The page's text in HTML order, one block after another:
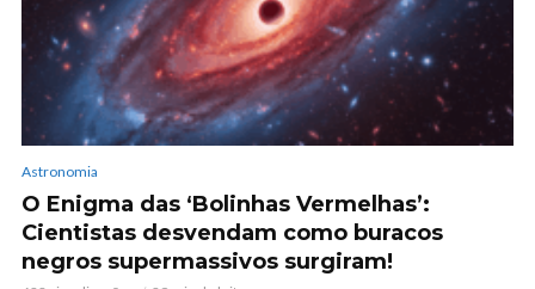
Astronomia
O Enigma das ‘Bolinhas Vermelhas’:
Cientistas desvendam como buracos
negros supermassivos surgiram!